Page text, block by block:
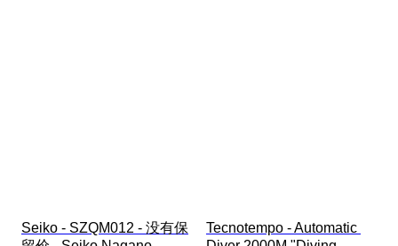
Seiko - SZQM012 - 没有保
Tecnotempo - Automatic